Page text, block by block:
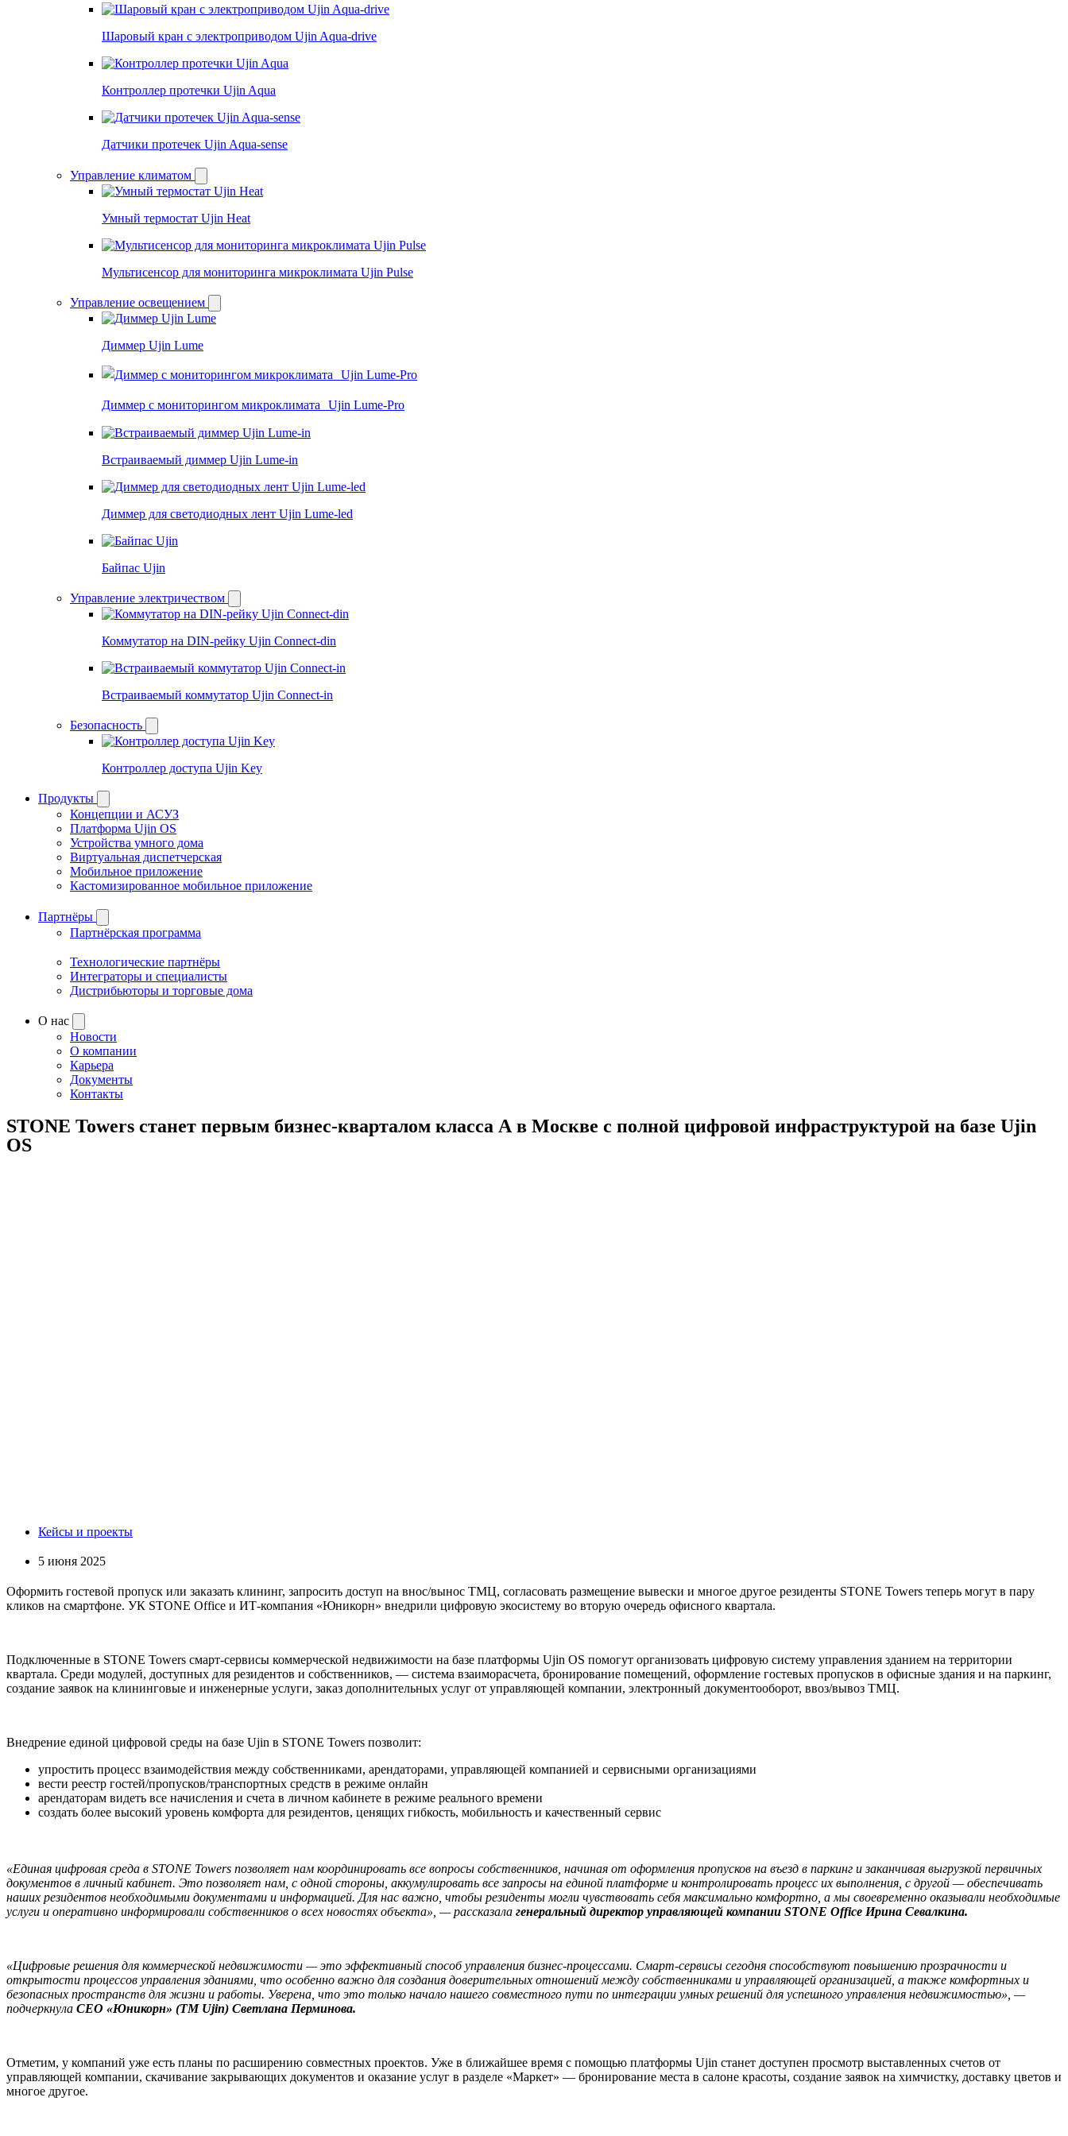
Шаровый кран с электроприводом Ujin Aqua-drive
Контроллер протечки Ujin Aqua
Датчики протечек Ujin Aqua-sense
Управление климатом
Умный термостат Ujin Heat
Мультисенсор для мониторинга микроклимата Ujin Pulse
Управление освещением
Диммер Ujin Lume
Диммер с мониторингом микроклимата Ujin Lume-Pro
Встраиваемый диммер Ujin Lume-in
Диммер для светодиодных лент Ujin Lume-led
Байпас Ujin
Управление электричеством
Коммутатор на DIN-рейку Ujin Connect-din
Встраиваемый коммутатор Ujin Connect-in
Безопасность
Контроллер доступа Ujin Key
Продукты
Концепции и АСУЗ
Платформа Ujin OS
Устройства умного дома
Виртуальная диспетчерская
Мобильное приложение
Кастомизированное мобильное приложение
Партнёры
Партнёрская программа
Технологические партнёры
Интеграторы и специалисты
Дистрибьюторы и торговые дома
О нас
Новости
О компании
Карьера
Документы
Контакты
STONE Towers станет первым бизнес-кварталом класса А в Москве с полной цифровой инфраструктурой на базе Ujin
OS
Кейсы и проекты
5 июня 2025
Оформить гостевой пропуск или заказать клининг, запросить доступ на внос/вынос ТМЦ, согласовать размещение вывески и многое другое резиденты STONE Towers теперь могут в пару
кликов на смартфоне. УК STONE Office и ИТ-компания «Юникорн» внедрили цифровую экосистему во вторую очередь офисного квартала.
Подключенные в STONE Towers смарт-сервисы коммерческой недвижимости на базе платформы Ujin OS помогут организовать цифровую систему управления зданием на территории
квартала. Среди модулей, доступных для резидентов и собственников, — система взаиморасчета, бронирование помещений, оформление гостевых пропусков в офисные здания и на паркинг,
создание заявок на клининговые и инженерные услуги, заказ дополнительных услуг от управляющей компании, электронный документооборот, ввоз/вывоз ТМЦ.
Внедрение единой цифровой среды на базе Ujin в STONE Towers позволит:
упростить процесс взаимодействия между собственниками, арендаторами, управляющей компанией и сервисными организациями
вести реестр гостей/пропусков/транспортных средств в режиме онлайн
арендаторам видеть все начисления и счета в личном кабинете в режиме реального времени
создать более высокий уровень комфорта для резидентов, ценящих гибкость, мобильность и качественный сервис
«Единая цифровая среда в STONE Towers позволяет нам координировать все вопросы собственников, начиная от оформления пропусков на въезд в паркинг и заканчивая выгрузкой первичных
документов в личный кабинет. Это позволяет нам, с одной стороны, аккумулировать все запросы на единой платформе и контролировать процесс их выполнения, с другой — обеспечивать
наших резидентов необходимыми документами и информацией. Для нас важно, чтобы резиденты могли чувствовать себя максимально комфортно, а мы своевременно оказывали необходимые
услуги и оперативно информировали собственников о всех новостях объекта», — рассказала генеральный директор управляющей компании STONE Office Ирина Севалкина.
«Цифровые решения для коммерческой недвижимости — это эффективный способ управления бизнес-процессами. Смарт-сервисы сегодня способствуют повышению прозрачности и
открытости процессов управления зданиями, что особенно важно для создания доверительных отношений между собственниками и управляющей организацией, а также комфортных и
безопасных пространств для жизни и работы. Уверена, что это только начало нашего совместного пути по интеграции умных решений для успешного управления недвижимостью», —
подчеркнула CEO «Юникорн» (ТМ Ujin) Светлана Перминова.
Отметим, у компаний уже есть планы по расширению совместных проектов. Уже в ближайшее время с помощью платформы Ujin станет доступен просмотр выставленных счетов от
управляющей компании, скачивание закрывающих документов и оказание услуг в разделе «Маркет» — бронирование места в салоне красоты, создание заявок на химчистку, доставку цветов и
многое другое.